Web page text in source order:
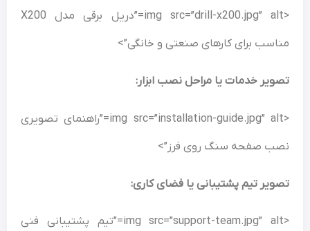
<img src=”drill-x200.jpg” alt=”دریل برقی مدل X200
مناسب برای کارهای صنعتی و خانگی”>
تصویر خدمات یا مراحل نصب ابزار:
<img src=”installation-guide.jpg” alt=”راهنمای تصویری
نصب صفحه سنگ روی فرز”>
تصویر تیم پشتیبانی یا فضای کاری:
<img src=”support-team.jpg” alt=”تیم پشتیبانی فنی